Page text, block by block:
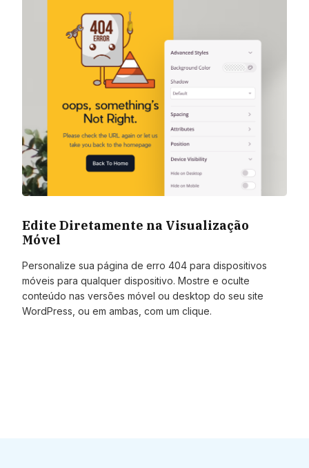
Edite Diretamente na Visualização
Móvel
Personalize sua página de erro 404 para dispositivos
móveis para qualquer dispositivo. Mostre e oculte
conteúdo nas versões móvel ou desktop do seu site
WordPress, ou em ambas, com um clique.